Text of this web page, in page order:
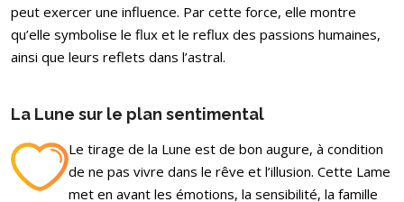
peut exercer une influence. Par cette force, elle montre
qu’elle symbolise le flux et le reflux des passions humaines,
ainsi que leurs reflets dans l’astral.
La Lune sur le plan sentimental
Le tirage de la Lune est de bon augure, à condition
de ne pas vivre dans le rêve et l’illusion. Cette Lame
met en avant les émotions, la sensibilité, la famille